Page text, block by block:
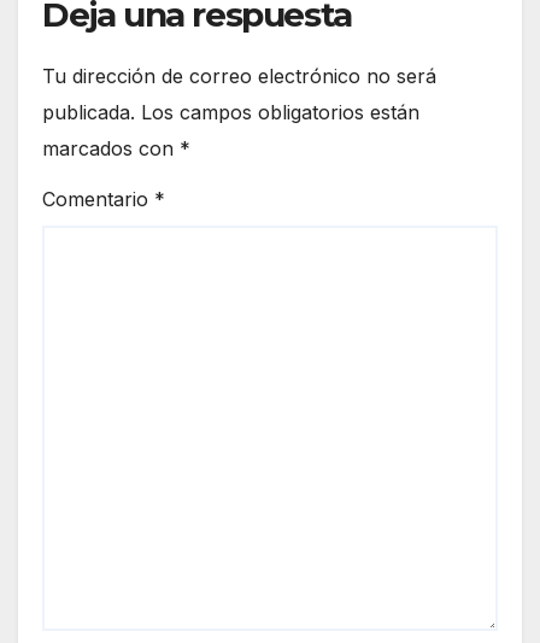
Deja una respuesta
Tu dirección de correo electrónico no será
publicada. Los campos obligatorios están
marcados con *
Comentario *